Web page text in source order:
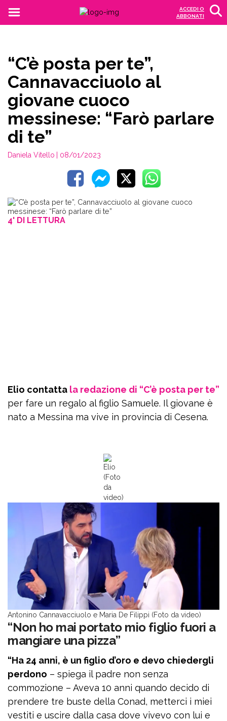
ACCEDI O
ABBONATI
“C’è posta per te”,
Cannavacciuolo al
giovane cuoco
messinese: “Farò parlare
di te”
Daniela Vitello | 08/01/2023
4' DI LETTURA
Elio contatta la redazione di “C’è posta per te”
per fare un regalo al figlio Samuele. Il giovane è
nato a Messina ma vive in provincia di Cesena.
Elio
(Foto
da
video)
Antonino Cannavacciuolo e Maria De Filippi (Foto da video)
“Non ho mai portato mio figlio fuori a
mangiare una pizza”
“Ha 24 anni, è un figlio d’oro e devo chiedergli
perdono – spiega il padre non senza
commozione – Aveva 10 anni quando decido di
prendere tre buste della Conad, metterci i miei
vestiti e uscire dalla casa dove vivevo con lui e